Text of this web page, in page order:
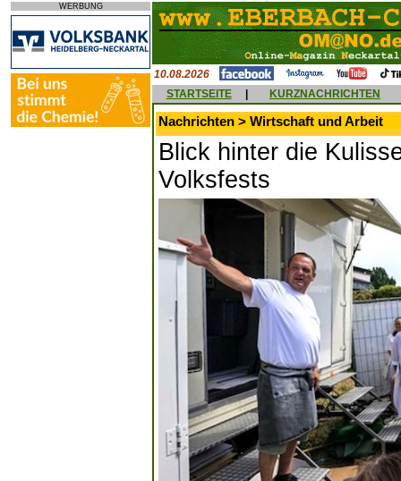
WERBUNG
10.08.2026
STARTSEITE
KURZNACHRICHTEN
Nachrichten > Wirtschaft und Arbeit
Blick hinter die
Volksfests